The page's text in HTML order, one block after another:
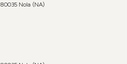
Nola (NA)